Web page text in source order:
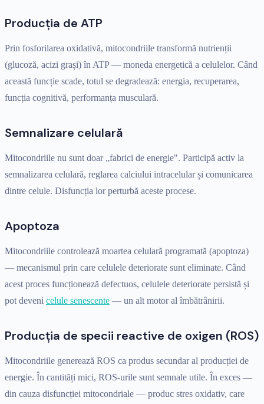
Producția de ATP
Prin fosforilarea oxidativă, mitocondriile transformă nutrienții
(glucoză, acizi grași) în ATP — moneda energetică a celulelor. Când
această funcție scade, totul se degradează: energia, recuperarea,
funcția cognitivă, performanța musculară.
Semnalizare celulară
Mitocondriile nu sunt doar „fabrici de energie". Participă activ la
semnalizarea celulară, reglarea calciului intracelular și comunicarea
dintre celule. Disfuncția lor perturbă aceste procese.
Apoptoza
Mitocondriile controlează moartea celulară programată (apoptoza)
— mecanismul prin care celulele deteriorate sunt eliminate. Când
acest proces funcționează defectuos, celulele deteriorate persistă și
pot deveni celule senescente — un alt motor al îmbătrânirii.
Producția de specii reactive de oxigen (ROS)
Mitocondriile generează ROS ca produs secundar al producției de
energie. În cantități mici, ROS-urile sunt semnale utile. În exces —
din cauza disfuncției mitocondriale — produc stres oxidativ, care